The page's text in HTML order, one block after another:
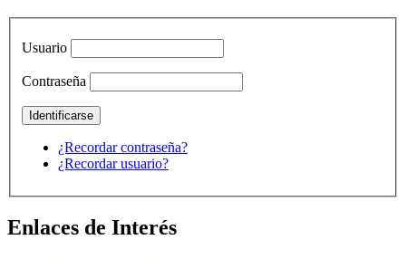
Usuario
Contraseña
¿Recordar contraseña?
¿Recordar usuario?
Enlaces de Interés